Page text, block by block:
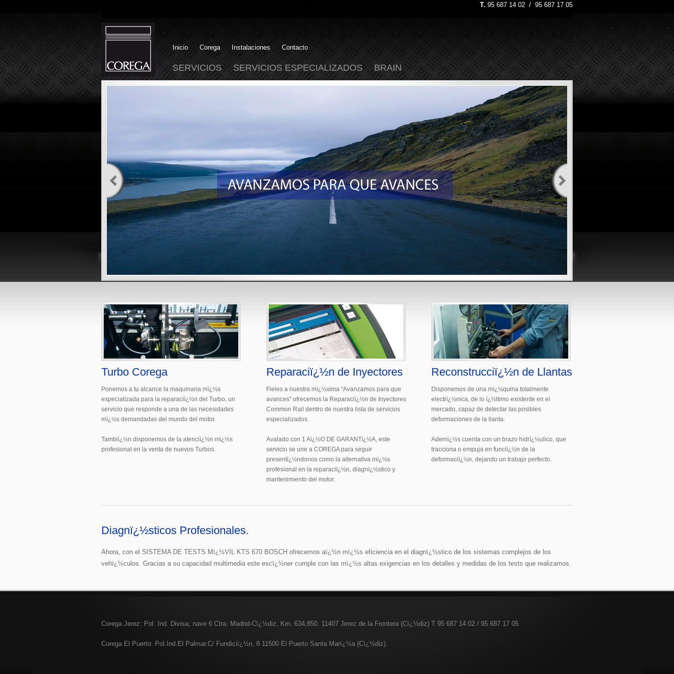
T. 95 687 14 02 / 95 687 17 05
Inicio Corega Instalaciones Contacto
SERVICIOS SERVICIOS ESPECIALIZADOS BRAIN
Turbo Corega
Ponemos a tu alcance la maquinaria mï¿½s
especializada para la reparaciï¿½n del Turbo, un
servicio que responde a una de las necesidades
mï¿½s demandadas del mundo del motor.
Tambiï¿½n disponemos de la atenciï¿½n mï¿½s
profesional en la venta de nuevos Turbos.
Reparaciï¿½n de Inyectores
Fieles a nuestra mï¿½xima "Avanzamos para que
avances" ofrecemos la Reparaciï¿½n de Inyectores
Common Rail dentro de nuestra lista de servicios
especializados.
Avalado con 1 Aï¿½O DE GARANTï¿½A, este
servicio se une a COREGA para seguir
presentï¿½ndonos como la alternativa mï¿½s
profesional en la reparaciï¿½n, diagnï¿½stico y
mantenimiento del motor.
Reconstrucciï¿½n de Llantas
Disponemos de una mï¿½quina totalmente
electrï¿½nica, de lo ï¿½ltimo existente en el
mercado, capaz de detectar las posibles
deformaciones de la llanta.
Ademï¿½s cuenta con un brazo hidrï¿½ulico, que
tracciona o empuja en funciï¿½n de la
deformaciï¿½n, dejando un trabajo perfecto.
Diagnï¿½sticos Profesionales.
Ahora, con el SISTEMA DE TESTS Mï¿½VIL KTS 670 BOSCH ofrecemos aï¿½n mï¿½s eficiencia en el diagnï¿½stico de los sistemas complejos de los
vehï¿½culos. Gracias a su capacidad multimedia este escï¿½ner cumple con las mï¿½s altas exigencias en los detalles y medidas de los tests que realizamos.
Corega Jerez: Pol. Ind. Divisa, nave 6 Ctra. Madrid-Cï¿½diz, Km. 634,850. 11407 Jerez de la Frontera (Cï¿½diz) T 95 687 14 02 / 95 687 17 05
Corega El Puerto: Pol.Ind.El Palmar.C/ Fundiciï¿½n, 8 11500 El Puerto Santa Marï¿½a (Cï¿½diz).